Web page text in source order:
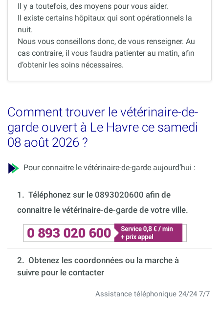
Il y a toutefois, des moyens pour vous aider.
Il existe certains hôpitaux qui sont opérationnels la
nuit.
Nous vous conseillons donc, de vous renseigner. Au
cas contraire, il vous faudra patienter au matin, afin
d’obtenir les soins nécessaires.
Comment trouver le vétérinaire-de-
garde ouvert à Le Havre ce samedi
08 août 2026 ?
Pour connaitre le vétérinaire-de-garde aujourd’hui :
1. Téléphonez sur le 0893020600 afin de
connaitre le vétérinaire-de-garde de votre ville.
2. Obtenez les coordonnées ou la marche à
suivre pour le contacter
Assistance téléphonique 24/24 7/7